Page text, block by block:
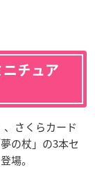
ニチュア
、さくらカード
の杖」の3本セ
場。